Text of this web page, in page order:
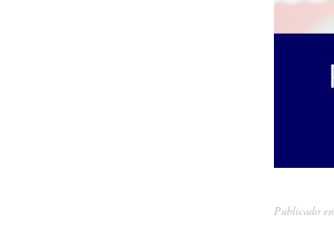
Publicado en